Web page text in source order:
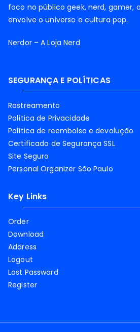
foco no público geek, nerd, gamer,
envolve o universo e cultura pop.
Nerdor – A Loja Nerd
SEGURANÇA E POLÍTICAS
Rastreamento
Política de Privacidade
Política de reembolso e devolução
Certificado de Segurança SSL
Site Seguro
Personal Organizer São Paulo
Key Links
Order
Download
Address
Logout
Lost Password
Register